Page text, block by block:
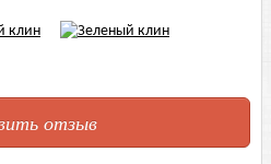
отзыв